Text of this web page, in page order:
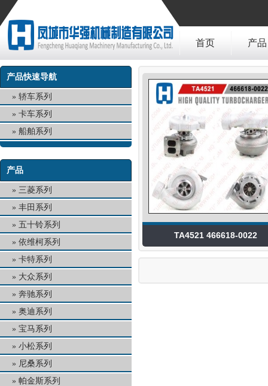
首页 产品
产品快速导航
轿车系列
卡车系列
船舶系列
产品
三菱系列
丰田系列
五十铃系列
依维柯系列
卡特系列
大众系列
奔驰系列
奥迪系列
宝马系列
小松系列
尼桑系列
帕金斯系列
TA4521 466618-0022